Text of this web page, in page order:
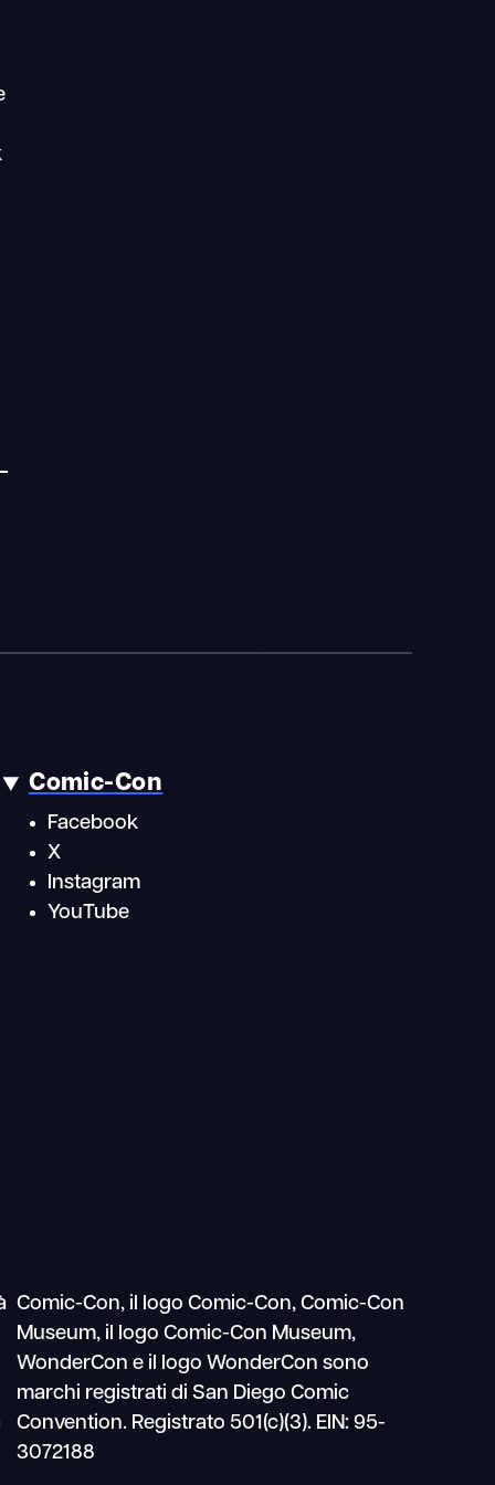
Comic-Con
Facebook
X
Instagram
YouTube
Comic-Con, il logo Comic-Con, Comic-Con
Museum, il logo Comic-Con Museum,
WonderCon e il logo WonderCon sono
marchi registrati di San Diego Comic
Convention. Registrato 501(c)(3). EIN: 95-
3072188